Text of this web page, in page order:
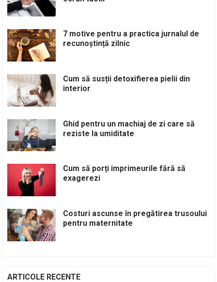
7 motive pentru a practica jurnalul de
recunoștință zilnic
Cum să susții detoxifierea pielii din
interior
Ghid pentru un machiaj de zi care să
reziste la umiditate
Cum să porți imprimeurile fără să
exagerezi
Costuri ascunse în pregătirea trusoului
pentru maternitate
ARTICOLE RECENTE